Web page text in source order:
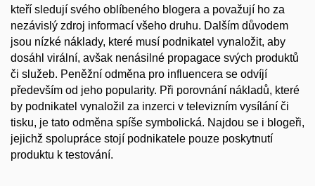
kteří sledují svého oblíbeného blogera a považují ho za
nezávislý zdroj informací všeho druhu. Dalším důvodem
jsou nízké náklady, které musí podnikatel vynaložit, aby
dosáhl virální, avšak nenásilné propagace svých produktů
či služeb. Peněžní odměna pro influencera se odvíjí
především od jeho popularity. Při porovnání nákladů, které
by podnikatel vynaložil za inzerci v televizním vysílání či
tisku, je tato odměna spíše symbolická. Najdou se i blogeři,
jejichž spolupráce stojí podnikatele pouze poskytnutí
produktu k testování.